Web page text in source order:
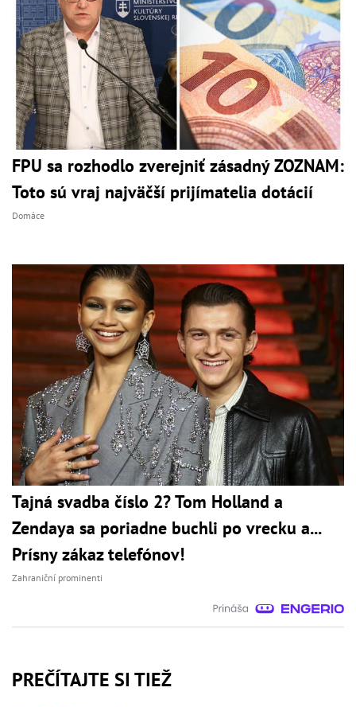
FPU sa rozhodlo zverejniť zásadný ZOZNAM:
Toto sú vraj najväčší prijímatelia dotácií
Domáce
Tajná svadba číslo 2? Tom Holland a
Zendaya sa poriadne buchli po vrecku a...
Prísny zákaz telefónov!
Zahraniční prominenti
PREČÍTAJTE SI TIEŽ